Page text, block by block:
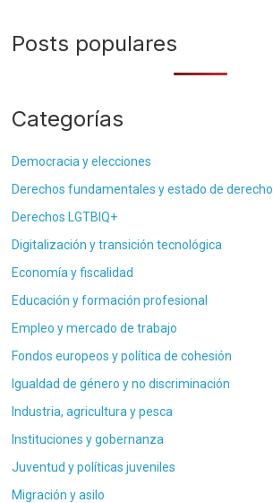
Posts populares
Categorías
Democracia y elecciones
Derechos fundamentales y estado de derecho
Derechos LGTBIQ+
Digitalización y transición tecnológica
Economía y fiscalidad
Educación y formación profesional
Empleo y mercado de trabajo
Fondos europeos y política de cohesión
Igualdad de género y no discriminación
Industria, agricultura y pesca
Instituciones y gobernanza
Juventud y políticas juveniles
Migración y asilo